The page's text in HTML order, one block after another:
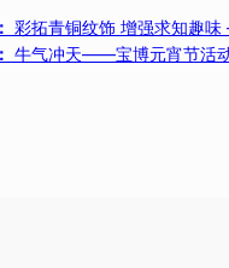
彩拓青铜纹饰 增强求知趣味
牛气冲天——宝博元宵节活